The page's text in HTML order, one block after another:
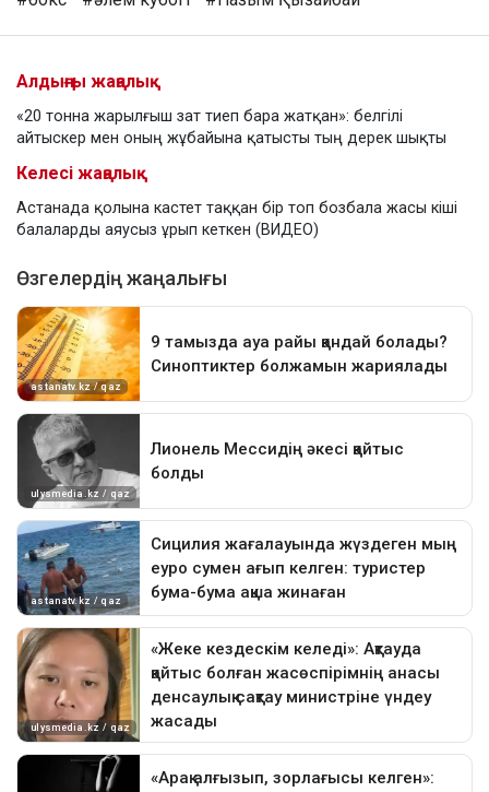
Алдыңғы жаңалық
«20 тонна жарылғыш зат тиеп бара жатқан»: белгілі
айтыскер мен оның жұбайына қатысты тың дерек шықты
Келесі жаңалық
Астанада қолына кастет таққан бір топ бозбала жасы кіші
балаларды аяусыз ұрып кеткен (ВИДЕО)